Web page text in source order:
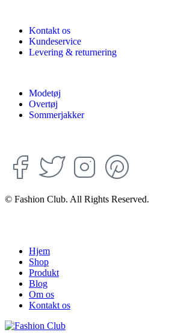
Kontakt os
Kundeservice
Levering & returnering
Modetøj
Overtøj
Sommerjakker
© Fashion Club. All Rights Reserved.
Hjem
Shop
Produkt
Blog
Om os
Kontakt os